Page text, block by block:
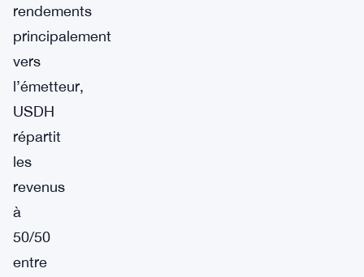
rendements
principalement
vers
l’émetteur,
USDH
répartit
les
revenus
à
50/50
entre